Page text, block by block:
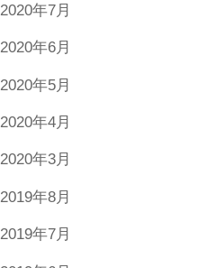
2020年7月
2020年6月
2020年5月
2020年4月
2020年3月
2019年8月
2019年7月